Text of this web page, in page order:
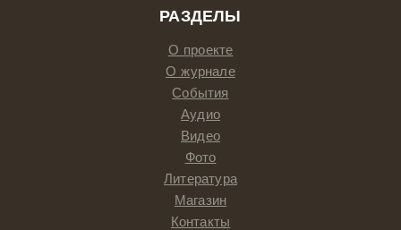
РАЗДЕЛЫ
О проекте
О журнале
События
Аудио
Видео
Фото
Литература
Магазин
Контакты